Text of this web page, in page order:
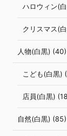
ハロウィン(
クリスマス(
人物(白黒) (40)
こども(白黒)
店員(白黒)
自然(白黒) (85)